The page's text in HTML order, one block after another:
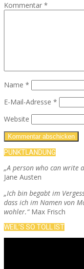
Kommentar *
Name *
E-Mail-Adresse *
Website
PUNKTLANDUNG
„A person who can write
Jane Austen
„Ich bin begabt im
dass ich im Namen von
wohler.“Max Frisch
WEIL’S SO TOLL IST